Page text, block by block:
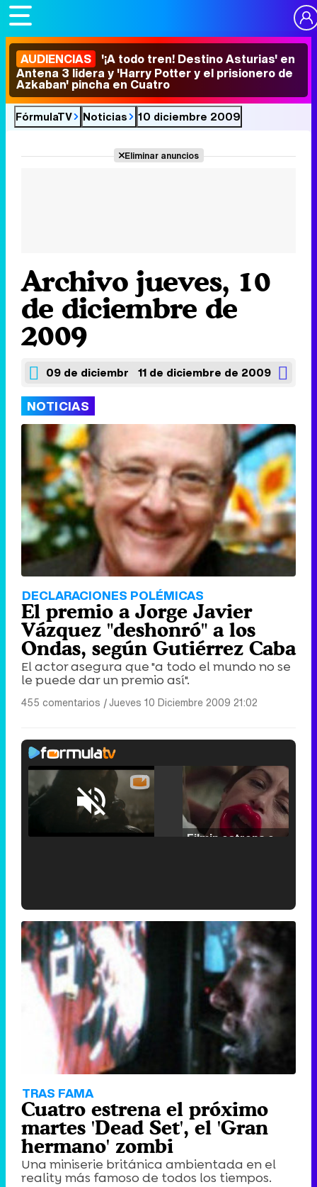
AUDIENCIAS '¡A todo tren! Destino Asturias' en
Antena 3 lidera y 'Harry Potter y el prisionero de
Azkaban' pincha en Cuatro
FórmulaTV Noticias 10 diciembre 2009
Eliminar anuncios
Archivo jueves, 10
de diciembre de
2009
09 de diciembre de 200911 de diciembre de 2009
NOTICIAS
DECLARACIONES POLÉMICAS
El premio a Jorge Javier
Vázquez "deshonró" a los
Ondas, según Gutiérrez Caba
El actor asegura que "a todo el mundo no se
le puede dar un premio así".
455 comentarios |Jueves 10 Diciembre 2009 21:02
Unmute /
'120 Minutos' celebra sus 2.000 programas en Telemadrid con un vídeo del día a día en la redacción
Tráiler de la tercera temporada de 'The Walking Dead: Dead City' de AMC+
TRAS FAMA
Cuatro estrena el próximo
martes 'Dead Set', el 'Gran
hermano' zombi
Una miniserie británica ambientada en el
reality más famoso de todos los tiempos.